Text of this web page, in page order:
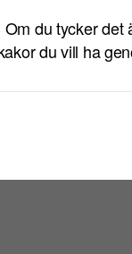
du tycker
du vill ha